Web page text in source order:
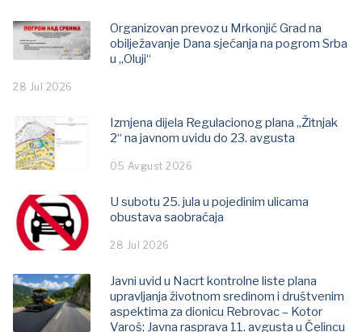
Organizovan prevoz u Mrkonjić Grad na
obilježavanje Dana sjećanja na pogrom Srba
u „Oluji“
28 Jul 2026
Izmjena dijela Regulacionog plana „Žitnjak
2“ na javnom uvidu do 23. avgusta
05 Avgust 2026
U subotu 25. jula u pojedinim ulicama
obustava saobraćaja
28 Jul 2026
Javni uvid u Nacrt kontrolne liste plana
upravljanja životnom sredinom i društvenim
aspektima za dionicu Rebrovac – Kotor
Varoš; Јavna rasprava 11. avgusta u Čelincu